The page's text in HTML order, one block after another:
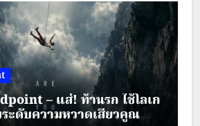
– แส่! ท้านรก ใช้โลเก
ะดับความหวาดเสียวคูณ